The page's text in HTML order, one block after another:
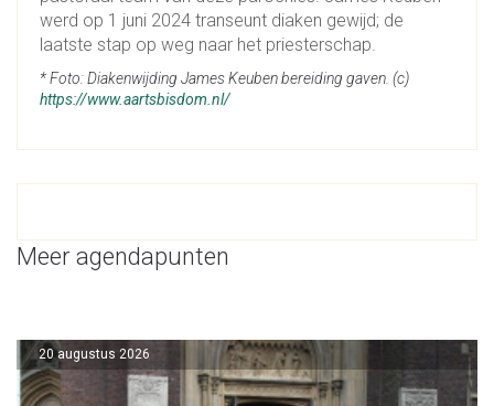
werd op 1 juni 2024 transeunt diaken gewijd; de
laatste stap op weg naar het priesterschap.
* Foto: Diakenwijding James Keuben bereiding gaven. (c)
https://www.aartsbisdom.nl/
Meer agendapunten
20 augustus 2026